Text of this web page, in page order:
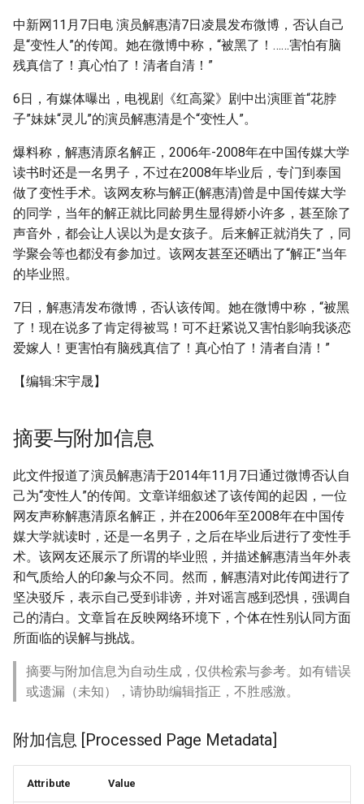
中新网11月7日电 演员解惠清7日凌晨发布微博，否认自己
是“变性人”的传闻。她在微博中称，“被黑了！……害怕有脑
残真信了！真心怕了！清者自清！”
6日，有媒体曝出，电视剧《红高粱》剧中出演匪首“花脖
子”妹妹“灵儿”的演员解惠清是个“变性人”。
爆料称，解惠清原名解正，2006年-2008年在中国传媒大学
读书时还是一名男子，不过在2008年毕业后，专门到泰国
做了变性手术。该网友称与解正(解惠清)曾是中国传媒大学
的同学，当年的解正就比同龄男生显得娇小许多，甚至除了
声音外，都会让人误以为是女孩子。后来解正就消失了，同
学聚会等也都没有参加过。该网友甚至还晒出了“解正”当年
的毕业照。
7日，解惠清发布微博，否认该传闻。她在微博中称，“被黑
了！现在说多了肯定得被骂！可不赶紧说又害怕影响我谈恋
爱嫁人！更害怕有脑残真信了！真心怕了！清者自清！”
【编辑:宋宇晟】
摘要与附加信息
此文件报道了演员解惠清于2014年11月7日通过微博否认自
己为“变性人”的传闻。文章详细叙述了该传闻的起因，一位
网友声称解惠清原名解正，并在2006年至2008年在中国传
媒大学就读时，还是一名男子，之后在毕业后进行了变性手
术。该网友还展示了所谓的毕业照，并描述解惠清当年外表
和气质给人的印象与众不同。然而，解惠清对此传闻进行了
坚决驳斥，表示自己受到诽谤，并对谣言感到恐惧，强调自
己的清白。文章旨在反映网络环境下，个体在性别认同方面
所面临的误解与挑战。
摘要与附加信息为自动生成，仅供检索与参考。如有错误
或遗漏（未知），请协助编辑指正，不胜感激。
附加信息 [Processed Page Metadata]
Attribute Value